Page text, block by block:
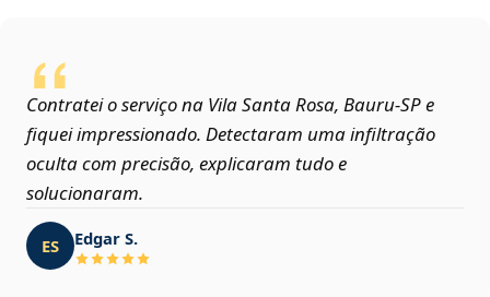
Contratei o serviço na Vila Santa Rosa, Bauru‑SP e
fiquei impressionado. Detectaram uma infiltração
oculta com precisão, explicaram tudo e
solucionaram.
ES Edgar S.